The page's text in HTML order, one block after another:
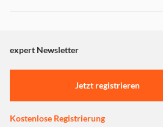
"Marketing".
Einstellungen anpassen
expert Newsletter
Jetzt registrieren
Kostenlose Registrierung